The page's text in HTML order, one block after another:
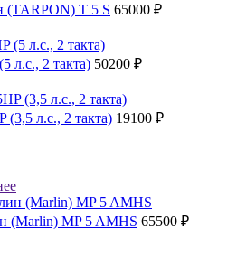
(TARPON) T 5 S 65000 ₽
л.с., 2 такта) 50200 ₽
л.с., 2 такта) 19100 ₽
(Marlin) MP 5 AMHS 65500 ₽